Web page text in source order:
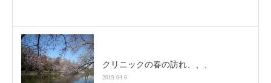
クリニックの春の訪れ、、、
2019.04.6